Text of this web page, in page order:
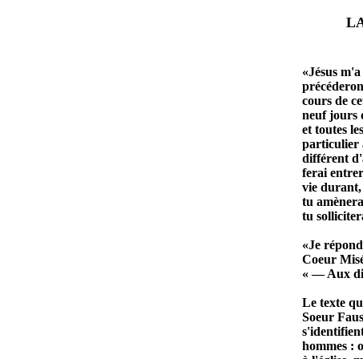
LA
«Jésus
cours de
neuf jours
et toutes
particulier
différent
ferai
vie durant,
tu
tu
«Je
Coeur
« — Aux
Le texte
Soeur
hommes :